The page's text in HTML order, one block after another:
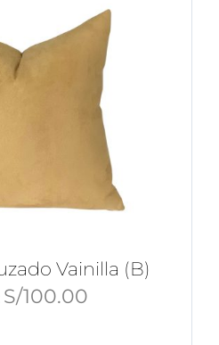
de Diseño
Vainilla (B)
S/100.00